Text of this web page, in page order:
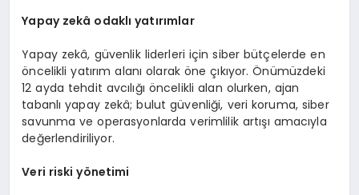
Yapay zekâ odaklı yatırımlar
Yapay zekâ, güvenlik liderleri için siber bütçelerde en
öncelikli yatırım alanı olarak öne çıkıyor. Önümüzdeki
12 ayda tehdit avcılığı öncelikli alan olurken, ajan
tabanlı yapay zekâ; bulut güvenliği, veri koruma, siber
savunma ve operasyonlarda verimlilik artışı amacıyla
değerlendiriliyor.
Veri riski yönetimi